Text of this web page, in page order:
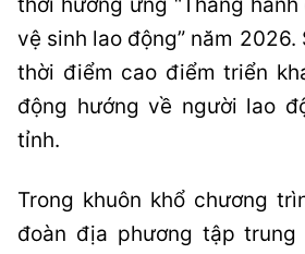
vệ sinh lao động” năm 2026.
thời điểm cao điểm triển
động hướng về người lao
tỉnh.
Trong khuôn khổ chương
đoàn địa phương tập trung